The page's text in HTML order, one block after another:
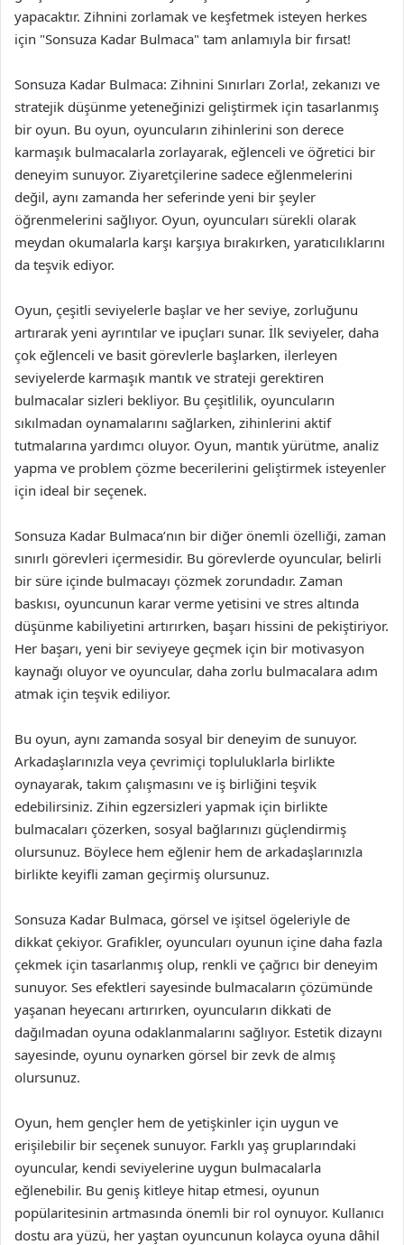
yapacaktır. Zihnini zorlamak ve keşfetmek isteyen herkes
için "Sonsuza Kadar Bulmaca" tam anlamıyla bir fırsat!
Sonsuza Kadar Bulmaca: Zihnini Sınırları Zorla!, zekanızı ve
stratejik düşünme yeteneğinizi geliştirmek için tasarlanmış
bir oyun. Bu oyun, oyuncuların zihinlerini son derece
karmaşık bulmacalarla zorlayarak, eğlenceli ve öğretici bir
deneyim sunuyor. Ziyaretçilerine sadece eğlenmelerini
değil, aynı zamanda her seferinde yeni bir şeyler
öğrenmelerini sağlıyor. Oyun, oyuncuları sürekli olarak
meydan okumalarla karşı karşıya bırakırken, yaratıcılıklarını
da teşvik ediyor.
Oyun, çeşitli seviyelerle başlar ve her seviye, zorluğunu
artırarak yeni ayrıntılar ve ipuçları sunar. İlk seviyeler, daha
çok eğlenceli ve basit görevlerle başlarken, ilerleyen
seviyelerde karmaşık mantık ve strateji gerektiren
bulmacalar sizleri bekliyor. Bu çeşitlilik, oyuncuların
sıkılmadan oynamalarını sağlarken, zihinlerini aktif
tutmalarına yardımcı oluyor. Oyun, mantık yürütme, analiz
yapma ve problem çözme becerilerini geliştirmek isteyenler
için ideal bir seçenek.
Sonsuza Kadar Bulmaca’nın bir diğer önemli özelliği, zaman
sınırlı görevleri içermesidir. Bu görevlerde oyuncular, belirli
bir süre içinde bulmacayı çözmek zorundadır. Zaman
baskısı, oyuncunun karar verme yetisini ve stres altında
düşünme kabiliyetini artırırken, başarı hissini de pekiştiriyor.
Her başarı, yeni bir seviyeye geçmek için bir motivasyon
kaynağı oluyor ve oyuncular, daha zorlu bulmacalara adım
atmak için teşvik ediliyor.
Bu oyun, aynı zamanda sosyal bir deneyim de sunuyor.
Arkadaşlarınızla veya çevrimiçi topluluklarla birlikte
oynayarak, takım çalışmasını ve iş birliğini teşvik
edebilirsiniz. Zihin egzersizleri yapmak için birlikte
bulmacaları çözerken, sosyal bağlarınızı güçlendirmiş
olursunuz. Böylece hem eğlenir hem de arkadaşlarınızla
birlikte keyifli zaman geçirmiş olursunuz.
Sonsuza Kadar Bulmaca, görsel ve işitsel ögeleriyle de
dikkat çekiyor. Grafikler, oyuncuları oyunun içine daha fazla
çekmek için tasarlanmış olup, renkli ve çağrıcı bir deneyim
sunuyor. Ses efektleri sayesinde bulmacaların çözümünde
yaşanan heyecanı artırırken, oyuncuların dikkati de
dağılmadan oyuna odaklanmalarını sağlıyor. Estetik dizaynı
sayesinde, oyunu oynarken görsel bir zevk de almış
olursunuz.
Oyun, hem gençler hem de yetişkinler için uygun ve
erişilebilir bir seçenek sunuyor. Farklı yaş gruplarındaki
oyuncular, kendi seviyelerine uygun bulmacalarla
eğlenebilir. Bu geniş kitleye hitap etmesi, oyunun
popülaritesinin artmasında önemli bir rol oynuyor. Kullanıcı
dostu ara yüzü, her yaştan oyuncunun kolayca oyuna dâhil